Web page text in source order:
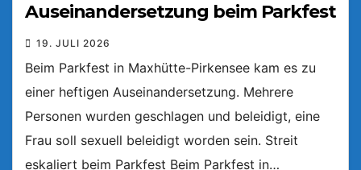
Auseinandersetzung beim Parkfest
19. JULI 2026
Beim Parkfest in Maxhütte-Pirkensee kam es zu
einer heftigen Auseinandersetzung. Mehrere
Personen wurden geschlagen und beleidigt, eine
Frau soll sexuell beleidigt worden sein. Streit
eskaliert beim Parkfest Beim Parkfest in…